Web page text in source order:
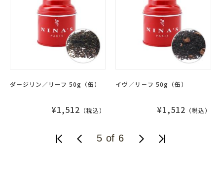
ダージリン／リーフ 50g（缶）
¥1,512 （税込）
イヴ／リ－フ 50g（缶）
¥1,512 （税込）
5 of 6